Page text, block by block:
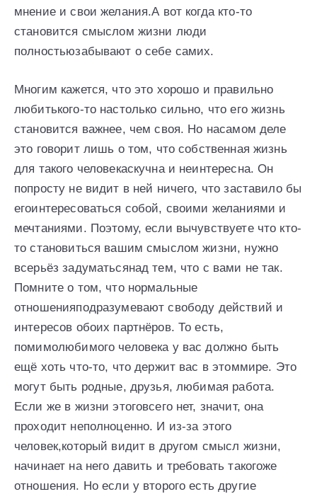
мнение и свои желания.А вот когда кто-то
становится смыслом жизни люди
полностьюзабывают о себе самих.
Многим кажется, что это хорошо и правильно
любитького-то настолько сильно, что его жизнь
становится важнее, чем своя. Но насамом деле
это говорит лишь о том, что собственная жизнь
для такого человекаскучна и неинтересна. Он
попросту не видит в ней ничего, что заставило бы
егоинтересоваться собой, своими желаниями и
мечтаниями. Поэтому, если вычувствуете что кто-
то становиться вашим смыслом жизни, нужно
всерьёз задуматьсянад тем, что с вами не так.
Помните о том, что нормальные
отношенияподразумевают свободу действий и
интересов обоих партнёров. То есть,
помимолюбимого человека у вас должно быть
ещё хоть что-то, что держит вас в этоммире. Это
могут быть родные, друзья, любимая работа.
Если же в жизни этоговсего нет, значит, она
проходит неполноценно. И из-за этого
человек,который видит в другом смысл жизни,
начинает на него давить и требовать такогоже
отношения. Но если у второго есть другие